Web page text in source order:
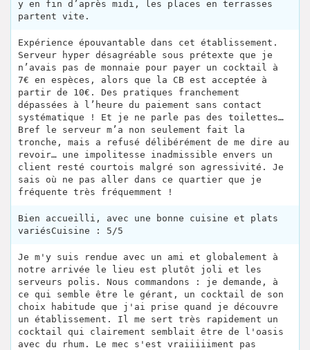
y en fin d’après midi, les places en terrasses
partent vite.
Expérience épouvantable dans cet établissement.
Serveur hyper désagréable sous prétexte que je
n’avais pas de monnaie pour payer un cocktail à
7€ en espèces, alors que la CB est acceptée à
partir de 10€. Des pratiques franchement
dépassées à l’heure du paiement sans contact
systématique ! Et je ne parle pas des toilettes…
Bref le serveur m’a non seulement fait la
tronche, mais a refusé délibérément de me dire au
revoir… une impolitesse inadmissible envers un
client resté courtois malgré son agressivité. Je
sais où ne pas aller dans ce quartier que je
fréquente très fréquemment !
Bien accueilli, avec une bonne cuisine et plats
variésCuisine : 5/5
Je m'y suis rendue avec un ami et globalement à
notre arrivée le lieu est plutôt joli et les
serveurs polis. Nous commandons : je demande, à
ce qui semble être le gérant, un cocktail de son
choix habitude que j'ai prise quand je découvre
un établissement. Il me sert très rapidement un
cocktail qui clairement semblait être de l'oasis
avec du rhum. Le mec s'est vraiiiiiment pas